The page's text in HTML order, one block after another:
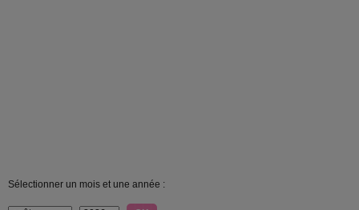
Sélectionner un mois et une année :